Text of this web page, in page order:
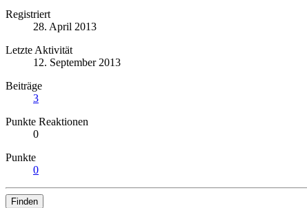
Registriert
28. April 2013
Letzte Aktivität
12. September 2013
Beiträge
3
Punkte Reaktionen
0
Punkte
0
Finden